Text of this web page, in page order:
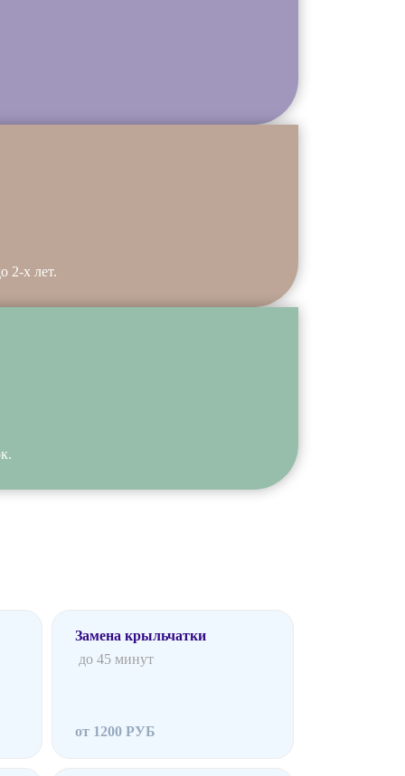
2-х лет.
Замена крыльчатки
до 45 минут
от 1200 РУБ